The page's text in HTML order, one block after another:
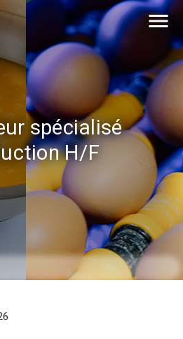
menu
spécialisé
H/F